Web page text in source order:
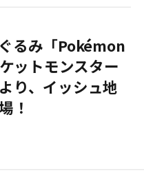
るみ「Pokémon
ットモンスター
り、イッシュ地
！